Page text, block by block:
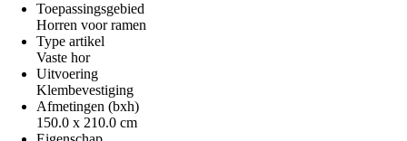
Toepassingsgebied
Horren voor ramen
Type artikel
Vaste hor
Uitvoering
Klembevestiging
Afmetingen (bxh)
150.0 x 210.0 cm